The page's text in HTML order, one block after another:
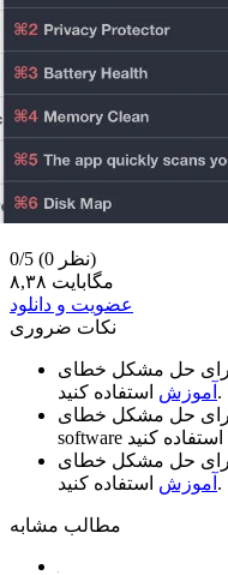
0/5
(0 نظر)
۸,۳۸ مگابایت
عضویت و دانلود
نکات ضروری
آموزش استفاده کنید.
software
آموزش استفاده کنید.
مطالب مشابه